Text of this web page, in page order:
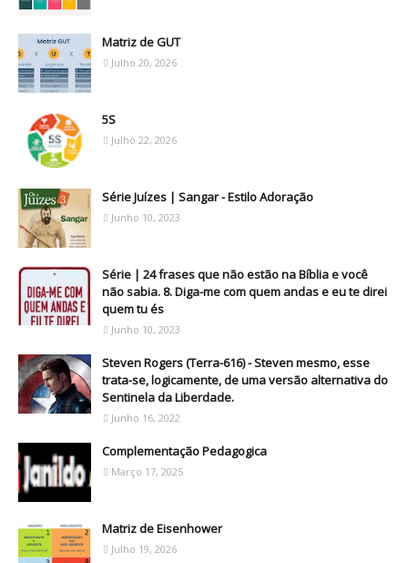
Matriz de GUT
Julho 20, 2026
5S
Julho 22, 2026
Série Juízes | Sangar - Estilo Adoração
Junho 10, 2023
Série | 24 frases que não estão na Bíblia e você
não sabia. 8. Diga-me com quem andas e eu te direi
quem tu és
Junho 10, 2023
Steven Rogers (Terra-616) - Steven mesmo, esse
trata-se, logicamente, de uma versão alternativa do
Sentinela da Liberdade.
Junho 16, 2022
Complementação Pedagogica
Março 17, 2025
Matriz de Eisenhower
Julho 19, 2026